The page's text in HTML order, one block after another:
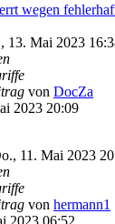
wegen
13. Mai 2023
von DocZa
2023 20:09
11. Mai 2023
von hermann1
2023 06:52